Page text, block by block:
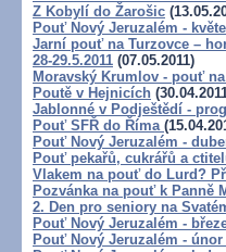
Z Kobylí do Žarošic
Pouť Nový Jeruzalém -
Jarní pouť na Turzovce –
28-29.5.2011 (07.05.2011)
Moravský Krumlov - pouť
Poutě v Hejnicích
Jablonné v Podještědí -
Pouť SFŘ do Říma
Pouť Nový Jeruzalém -
Pouť pekařů, cukrářů a
Vlakem na pouť do Lurd?
Pozvánka na pouť k Panně
2. Den pro seniory na
Pouť Nový Jeruzalém -
Pouť Nový Jeruzalém - únor